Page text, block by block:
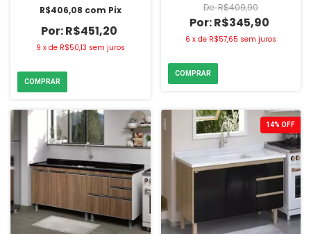
R$451,20
R$406,08 com Pix
9 x de R$50,13 sem juros
R$345,90
R$409,90
6 x de R$57,65 sem juros
14% OFF